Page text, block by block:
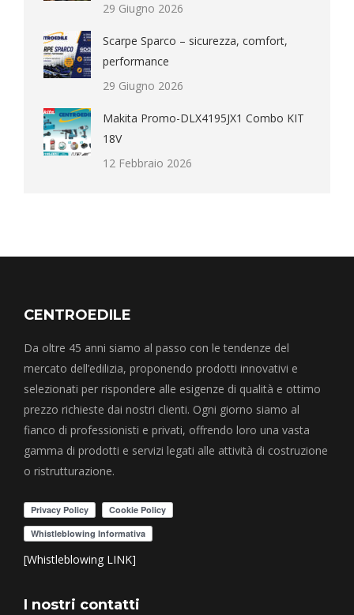
29 Giugno 2026
Scarpe Sparco – sicurezza, comfort,
performance
29 Giugno 2026
Makita Promo-DLX4195JX1 Combo KIT
18V
12 Febbraio 2026
CENTROEDILE
Da oltre 45 anni siamo al passo con le tendenze del
mercato dell’edilizia, proponendo prodotti innovativi e
selezionati per rispondere alle esigenze di qualità e ottimo
prezzo richieste dai nostri clienti. Ogni giorno siamo al
fianco di professionisti e privati, offrendo loro una vasta
gamma di prodotti e servizi legati alle attività di costruzione
o ristrutturazione.
[Whistleblowing LINK]
I nostri contatti